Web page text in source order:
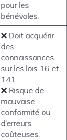
pour les
bénévoles.
❌ Doit acquérir
des
connaissances
sur les lois 16 et
141.
❌ Risque de
mauvaise
conformité ou
d’erreurs
coûteuses.